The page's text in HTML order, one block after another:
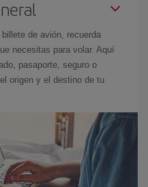
de avión, recuerda
necesitas para volar. Aquí
pasaporte, seguro o
origen y el destino de tu